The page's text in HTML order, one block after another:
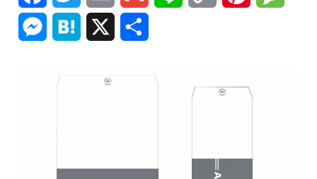
Link
Messenger
Hatena